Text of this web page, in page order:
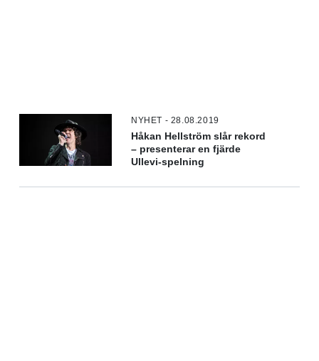
NYHET - 28.08.2019
Håkan Hellström slår rekord
– presenterar en fjärde
Ullevi-spelning